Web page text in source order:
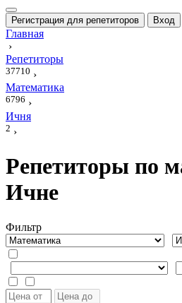
Регистрация для репетиторов Вход
Главная
›
Репетиторы
37710 ›
Математика
6796 ›
Ичня
2 ›
Репетиторы по
Ичне
Фильтр